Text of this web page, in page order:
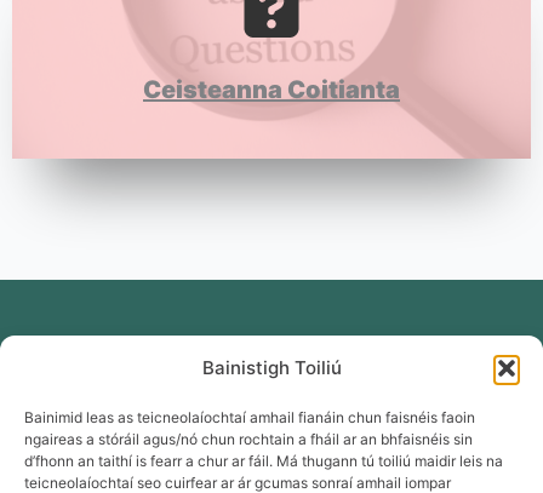
Bainistigh Toiliú
Bainimid leas as teicneolaíochtaí amhail fianáin chun faisnéis faoin
ngaireas a stóráil agus/nó chun rochtain a fháil ar an bhfaisnéis sin
d’fhonn an taithí is fearr a chur ar fáil. Má thugann tú toiliú maidir leis na
teicneolaíochtaí seo cuirfear ar ár gcumas sonraí amhail iompar
Ceisteanna Coitianta